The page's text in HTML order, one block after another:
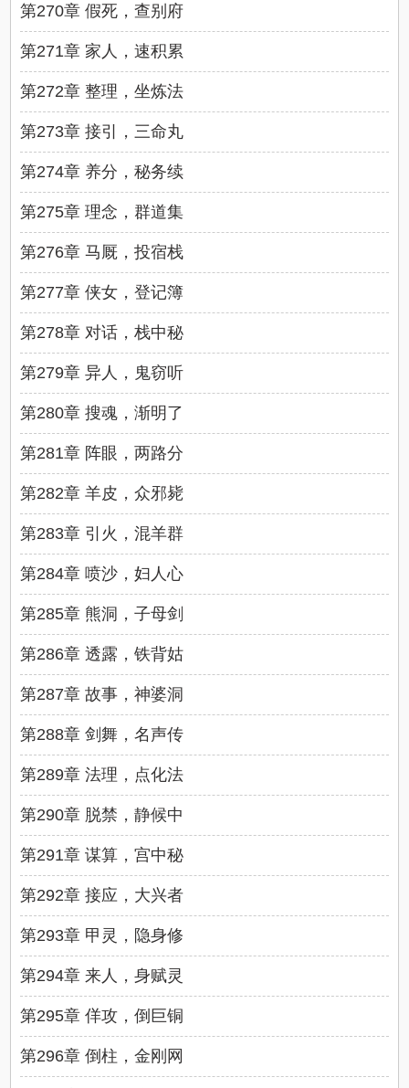
第270章 假死，查别府
第271章 家人，速积累
第272章 整理，坐炼法
第273章 接引，三命丸
第274章 养分，秘务续
第275章 理念，群道集
第276章 马厩，投宿栈
第277章 侠女，登记簿
第278章 对话，栈中秘
第279章 异人，鬼窃听
第280章 搜魂，渐明了
第281章 阵眼，两路分
第282章 羊皮，众邪毙
第283章 引火，混羊群
第284章 喷沙，妇人心
第285章 熊洞，子母剑
第286章 透露，铁背姑
第287章 故事，神婆洞
第288章 剑舞，名声传
第289章 法理，点化法
第290章 脱禁，静候中
第291章 谋算，宫中秘
第292章 接应，大兴者
第293章 甲灵，隐身修
第294章 来人，身赋灵
第295章 佯攻，倒巨铜
第296章 倒柱，金刚网